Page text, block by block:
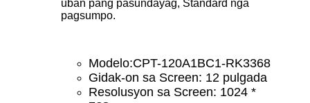
uban pang pasundayag, Standard nga
pagsumpo.
Modelo:CPT-120A1BC1-RK3368
Gidak-on sa Screen: 12 pulgada
Resolusyon sa Screen: 1024 *